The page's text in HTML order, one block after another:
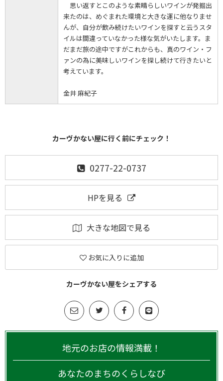
思い返すとこのような素晴らしいワインが発掘出
来たのは、めぐまれた環境と大きな運に他なりませ
んが、自分が飲み続けたいワインを探すと云うスタ
イルは間違っていなかった様な気がいたします。ま
だまだ旅の途中ですがこれからも、真のワイン・フ
ァンの為に美味しいワインを探し続けて行きたいと
考えています。
金井 麻紀子
カーヴかない屋に行く前にチェック！
0277-22-0737
HPを見る
大きな地図で見る
お気に入りに追加
カーヴかない屋をシェアする
地元のお店の情報満載！
あなたのまちのくらしなび